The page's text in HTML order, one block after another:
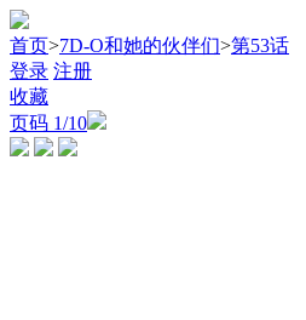
首页>7D-O和她的伙伴们>第53话
登录 注册
收藏
页码 1/10